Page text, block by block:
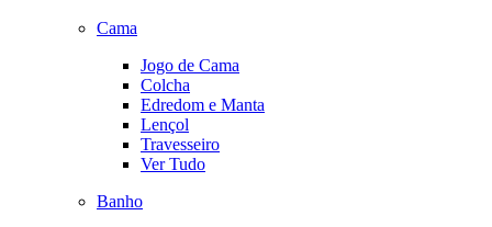
Cama
Jogo de Cama
Colcha
Edredom e Manta
Lençol
Travesseiro
Ver Tudo
Banho